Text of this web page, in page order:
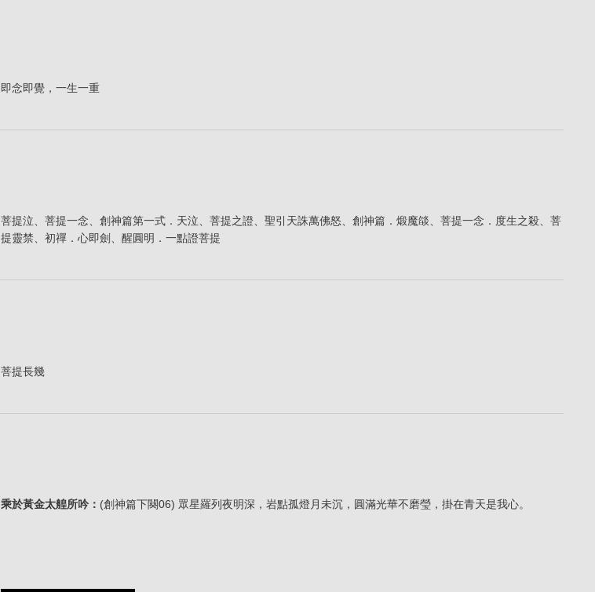
即念即覺，一生一重
菩提泣、菩提一念、創神篇第一式．天泣、菩提之證、聖引天誅萬佛怒、創神篇．煅魔燄、菩提一念．度生之殺、菩
提靈禁、初禪．心即劍、醒圓明．一點證菩提
菩提長幾
乘於黃金太艎所吟： (創神篇下闋06) 眾星羅列夜明深，岩點孤燈月未沉，圓滿光華不磨瑩，掛在青天是我心。